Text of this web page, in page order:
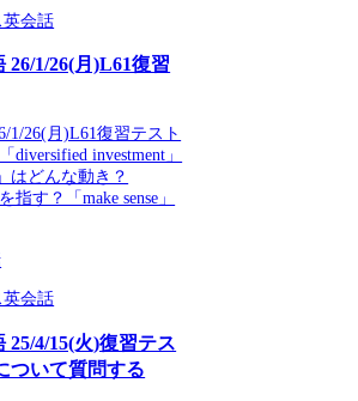
英会話
26/1/26(月)L61復習
1/26(月)L61復習テスト
investment」
はどんな動き？
指す？「make sense」
英会話
4/15(火)復習テス
ついて質問する